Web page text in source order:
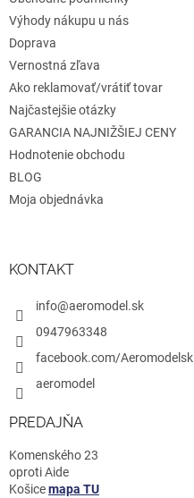
Výhody nákupu u nás
Doprava
Vernostná zľava
Ako reklamovať/vrátiť tovar
Najčastejšie otázky
GARANCIA NAJNIŽŠIEJ CENY
Hodnotenie obchodu
BLOG
Moja objednávka
KONTAKT
info@aeromodel.sk
0947963348
facebook.com/Aeromodelsk
aeromodel
PREDAJŇA
Komenského 23
oproti Aide
Košicemapa TU